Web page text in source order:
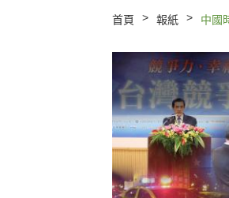
首頁 > 報紙 > 中國